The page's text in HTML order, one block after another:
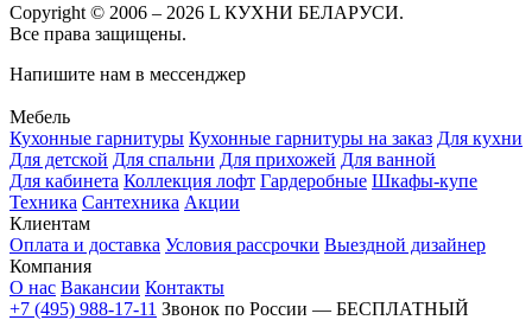
Copyright © 2006 – 2026 L КУХНИ БЕЛАРУСИ.
Все права защищены.
Напишите нам в мессенджер
Мебель
Кухонные гарнитуры Кухонные гарнитуры на заказ Для кухни
Для детской Для спальни Для прихожей Для ванной
Для кабинета Коллекция лофт Гардеробные Шкафы-купе
Техника Сантехника Акции
Клиентам
Оплата и доставка Условия рассрочки Выездной дизайнер
Компания
О нас Вакансии Контакты
+7 (495) 988-17-11 Звонок по России — БЕСПЛАТНЫЙ